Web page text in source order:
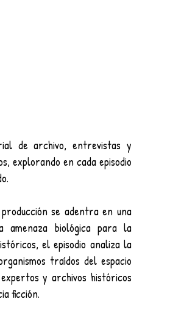
de archivo, entrevistas y
explorando en cada episodio
se adentra en una
biológica para la
el episodio analiza la
traídos del espacio
y archivos históricos
ficción.